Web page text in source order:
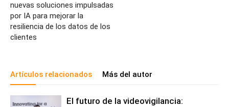
nuevas soluciones impulsadas
por IA para mejorar la
resiliencia de los datos de los
clientes
Artículos relacionados Más del autor
El futuro de la videovigilancia: